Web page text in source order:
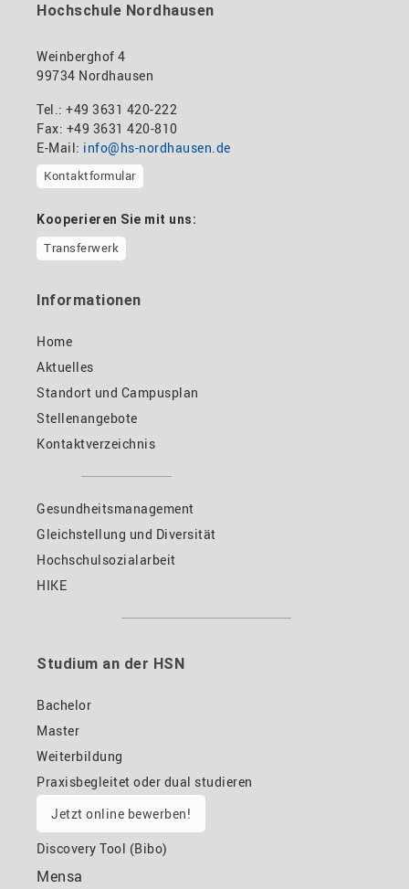
Hochschule Nordhausen
Weinberghof 4
99734 Nordhausen
Tel.: +49 3631 420-222
Fax: +49 3631 420-810
E-Mail: info@hs-nordhausen.de
Kontaktformular
Kooperieren Sie mit uns:
Transferwerk
Informationen
Home
Aktuelles
Standort und Campusplan
Stellenangebote
Kontaktverzeichnis
Gesundheitsmanagement
Gleichstellung und Diversität
Hochschulsozialarbeit
HIKE
Studium an der HSN
Bachelor
Master
Weiterbildung
Praxisbegleitet oder dual studieren
Jetzt online bewerben!
Discovery Tool (Bibo)
Mensa